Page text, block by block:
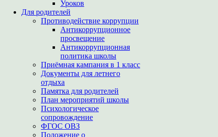
Уроков
Для родителей
Противодействие коррупции
Антикоррупционное
просвещение
Антикоррупционная
политика школы
Приёмная кампания в 1 класс
Документы для летнего
отдыха
Памятка для родителей
План мероприятий школы
Психологическое
сопровождение
ФГОС ОВЗ
Положение о